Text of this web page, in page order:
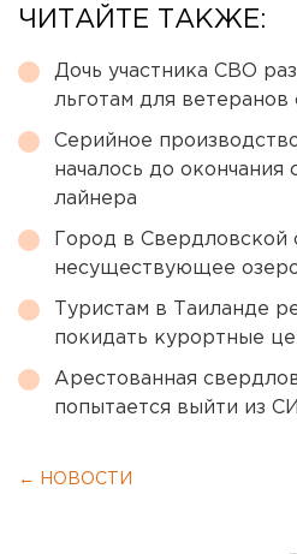
ЧИТАЙТЕ ТАКЖЕ:
Дочь участника СВО
льготам для ветеранов
Серийное
началось до окончания
лайнера
Город в Свердловской
несуществующее
Туристам в Таиланде
покидать курортные
Арестованная
попытается выйти из
← НОВОСТИ